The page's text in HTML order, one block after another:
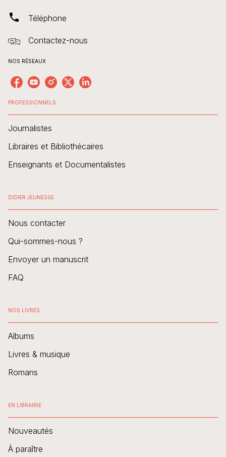
phone Téléphone
Contactez-nous
NOS RÉSEAUX
PROFESSIONNELS
Journalistes
Libraires et Bibliothécaires
Enseignants et Documentalistes
DIDIER JEUNESSE
Nous contacter
Qui-sommes-nous ?
Envoyer un manuscrit
FAQ
NOS LIVRES
Albums
Livres & musique
Romans
EN LIBRAIRIE
Nouveautés
À paraître